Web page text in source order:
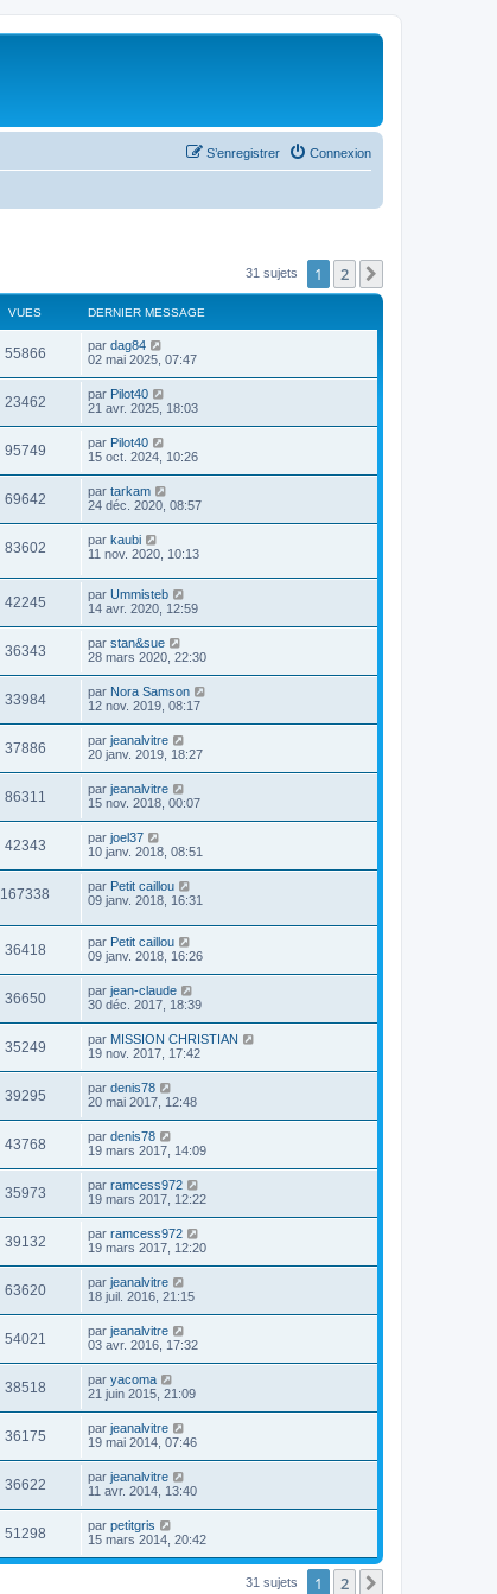
Connexion
S’enregistrer
31 sujets 1 2
VUES DERNIER MESSAGE
55866 par dag84
02 mai 2025, 07:47
23462 par Pilot40
21 avr. 2025, 18:03
95749 par Pilot40
15 oct. 2024, 10:26
69642 par tarkam
24 déc. 2020, 08:57
83602 par kaubi
11 nov. 2020, 10:13
42245 par Ummisteb
14 avr. 2020, 12:59
36343 par stan&sue
28 mars 2020, 22:30
33984 par Nora Samson
12 nov. 2019, 08:17
37886 par jeanalvitre
20 janv. 2019, 18:27
86311 par jeanalvitre
15 nov. 2018, 00:07
42343 par joel37
10 janv. 2018, 08:51
167338 par Petit caillou
09 janv. 2018, 16:31
36418 par Petit caillou
09 janv. 2018, 16:26
36650 par jean-claude
30 déc. 2017, 18:39
35249 par MISSION CHRISTIAN
19 nov. 2017, 17:42
39295 par denis78
20 mai 2017, 12:48
43768 par denis78
19 mars 2017, 14:09
35973 par ramcess972
19 mars 2017, 12:22
39132 par ramcess972
19 mars 2017, 12:20
63620 par jeanalvitre
18 juil. 2016, 21:15
54021 par jeanalvitre
03 avr. 2016, 17:32
38518 par yacoma
21 juin 2015, 21:09
36175 par jeanalvitre
19 mai 2014, 07:46
36622 par jeanalvitre
11 avr. 2014, 13:40
51298 par petitgris
15 mars 2014, 20:42
31 sujets 1 2